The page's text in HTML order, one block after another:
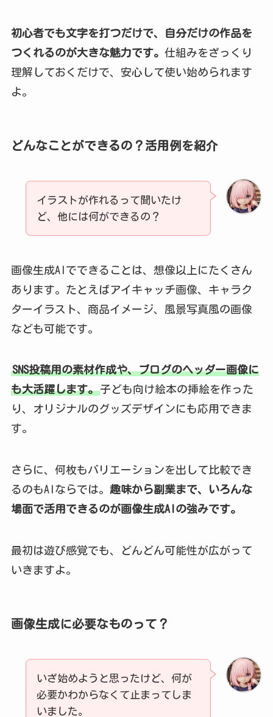
初心者でも文字を打つだけで、自分だけの作品を
つくれるのが大きな魅力です。 仕組みをざっくり
理解しておくだけで、安心して使い始められます
よ。
どんなことができるの？活用例を紹介
イラストが作れるって聞いたけ
ど、他には何ができるの？
画像生成AIでできることは、想像以上にたくさん
あります。たとえばアイキャッチ画像、キャラク
ターイラスト、商品イメージ、風景写真風の画像
なども可能です。
SNS投稿用の素材作成や、ブログのヘッダー画像に
も大活躍します。子ども向け絵本の挿絵を作った
り、オリジナルのグッズデザインにも応用できま
す。
さらに、何枚もバリエーションを出して比較でき
るのもAIならでは。 趣味から副業まで、いろんな
場面で活用できるのが画像生成AIの強みです。
最初は遊び感覚でも、どんどん可能性が広がって
いきますよ。
画像生成に必要なものって？
いざ始めようと思ったけど、何が
必要かわからなくて止まってしま
いました。